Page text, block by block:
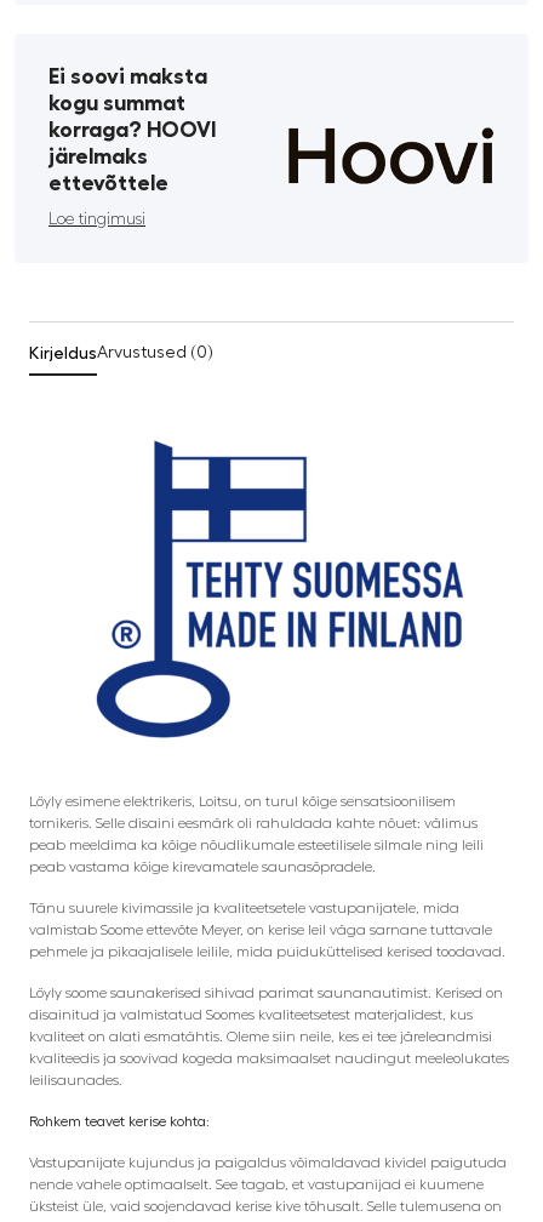
Ei soovi maksta
kogu summat
korraga? HOOVI
järelmaks
ettevõttele
Loe tingimusi
KirjeldusArvustused (0)
Löyly esimene elektrikeris, Loitsu, on turul kõige sensatsioonilisem
tornikeris. Selle disaini eesmärk oli rahuldada kahte nõuet: välimus
peab meeldima ka kõige nõudlikumale esteetilisele silmale ning leili
peab vastama kõige kirevamatele saunasõpradele.
Tänu suurele kivimassile ja kvaliteetsetele vastupanijatele, mida
valmistab Soome ettevõte Meyer, on kerise leil väga sarnane tuttavale
pehmele ja pikaajalisele leilile, mida puiduküttelised kerised toodavad.
Löyly soome saunakerised sihivad parimat saunanautimist. Kerised on
disainitud ja valmistatud Soomes kvaliteetsetest materjalidest, kus
kvaliteet on alati esmatähtis. Oleme siin neile, kes ei tee järeleandmisi
kvaliteedis ja soovivad kogeda maksimaalset naudingut meeleolukates
leilisaunades.
Rohkem teavet kerise kohta:
Vastupanijate kujundus ja paigaldus võimaldavad kividel paigutuda
nende vahele optimaalselt. See tagab, et vastupanijad ei kuumene
üksteist üle, vaid soojendavad kerise kive tõhusalt. Selle tulemusena on